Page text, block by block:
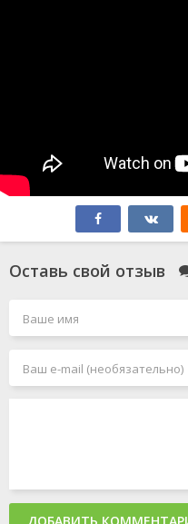
Оставь свой отзыв